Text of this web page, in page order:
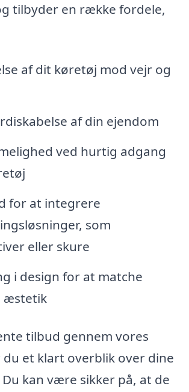
tilbyder en række fordele,
af dit køretøj mod vejr og
af din ejendom
ved hurtig adgang
for at integrere
som
eller skure
i design for at matche
æstetik
tilbud gennem vores
et klart overblik over dine
kan være sikker på, at de